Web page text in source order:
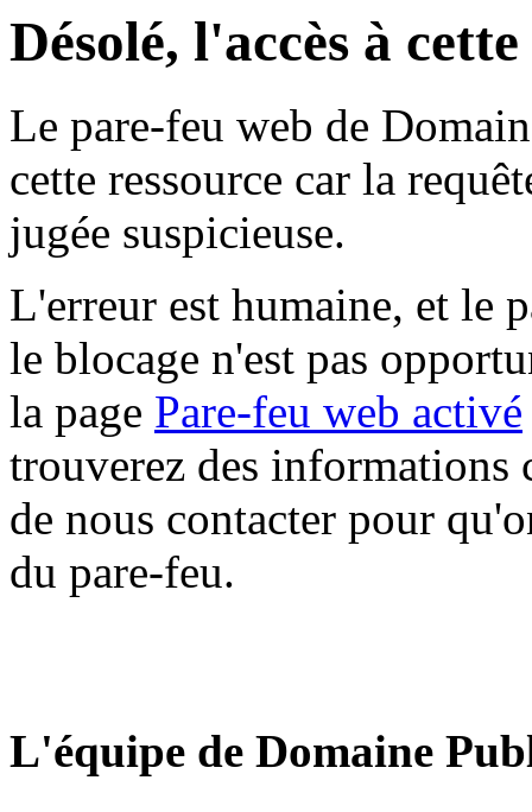
Désolé, l'accès à
Le pare-feu web de
cette ressource car la
jugée suspicieuse.
L'erreur est humaine, et le
le blocage n'est pas
la page Pare-feu web activé
trouverez des informations
de nous contacter pour
du pare-feu.
L'équipe de Domaine